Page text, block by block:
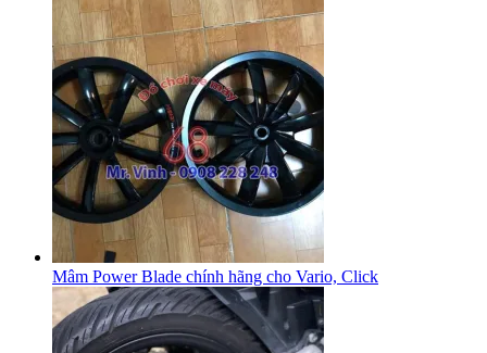
Mâm Power Blade chính hãng cho Vario, Click